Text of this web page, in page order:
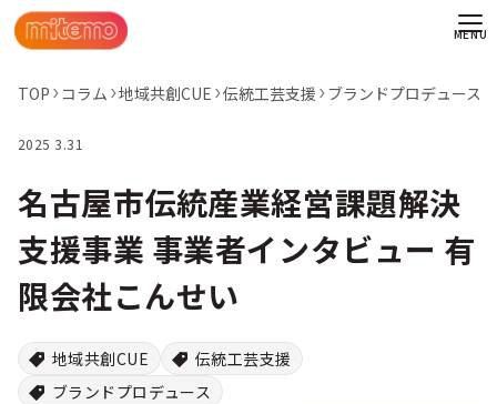
TOP コラム 地域共創CUE 伝統工芸支援 ブランドプロデュース
2025 3.31
名古屋市伝統産業経営課題解決
支援事業 事業者インタビュー 有
限会社こんせい
地域共創CUE
伝統工芸支援
ブランドプロデュース